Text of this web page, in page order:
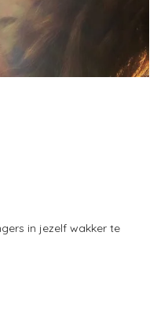
in jezelf wakker te